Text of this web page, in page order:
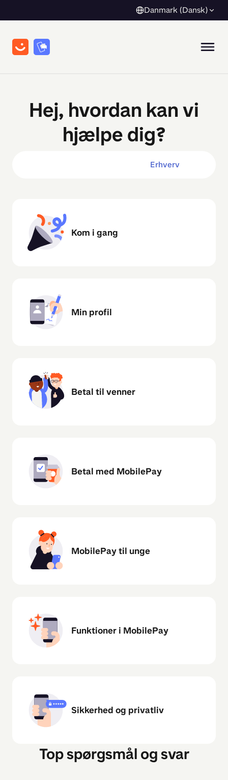
Danmark (Dansk)
Hej, hvordan kan vi
hjælpe dig?
Erhverv
Kom i gang
Min profil
Betal til venner
Betal med MobilePay
MobilePay til unge
Funktioner i MobilePay
Sikkerhed og privatliv
Top spørgsmål og svar